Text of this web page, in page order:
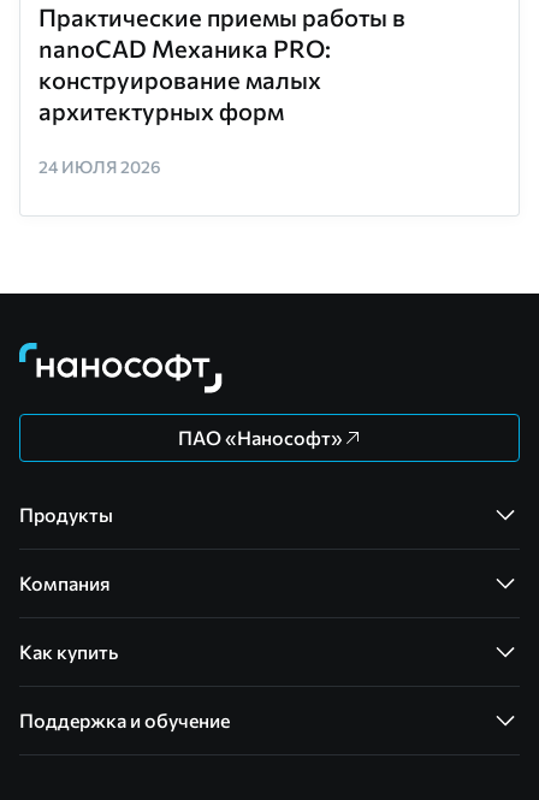
Практические приемы работы в
nanoCAD Механика PRO:
конструирование малых
архитектурных форм
24 ИЮЛЯ 2026
ПАО «Нанософт»
Продукты
Компания
Как купить
Поддержка и обучение